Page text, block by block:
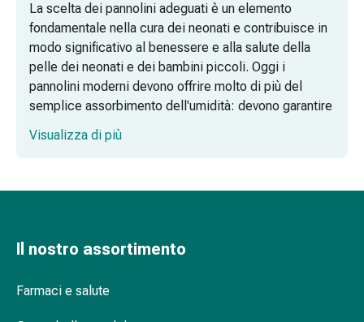
Spagirici
Antroposofico
Rene,
vescica,
prostata
Disturbi
urinari
ai
alla
Dolore
La scelta dei pannolini adeguati è un elemento
fondamentale nella cura dei neonati e contribuisce in
modo significativo al benessere e alla salute della
pelle dei neonati e dei bambini piccoli. Oggi i
pannolini moderni devono offrire molto di più del
semplice assorbimento dell'umidità: devono garantire
una protezione affidabile contro le perdite, consentire
libertà di movimento e allo stesso tempo essere
infanzia.
esigenze diverse
Visualizza di più
Il nostro assortimento
Farmaci e salute